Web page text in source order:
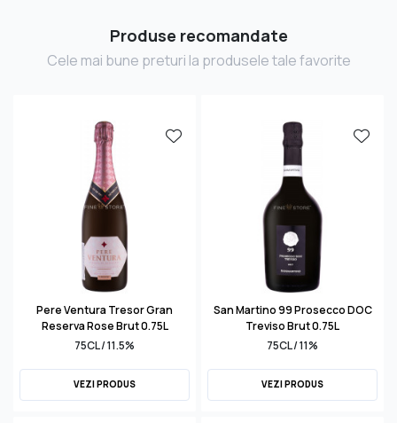
Produse recomandate
Cele mai bune preturi la produsele tale favorite
Pere Ventura Tresor Gran
Reserva Rose Brut 0.75L
75CL / 11.5%
VEZI PRODUS
San Martino 99 Prosecco DOC
Treviso Brut 0.75L
75CL / 11%
VEZI PRODUS